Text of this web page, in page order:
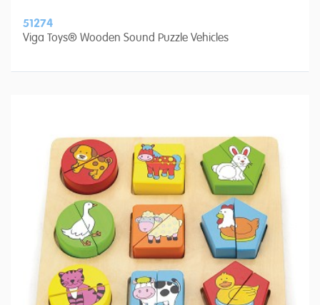
51274
Viga Toys® Wooden Sound Puzzle Vehicles